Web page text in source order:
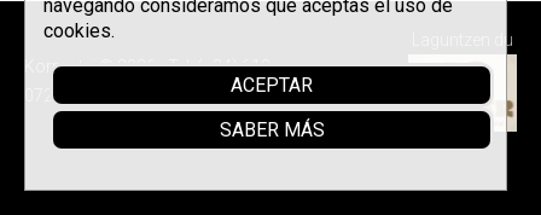
Korrontzi © 2026 - Tel. (+34) 618
072 076 -
Política de privacidad
Laguntzen du
navegando consideramos que aceptas el uso de
cookies.
ACEPTAR
SABER MÁS